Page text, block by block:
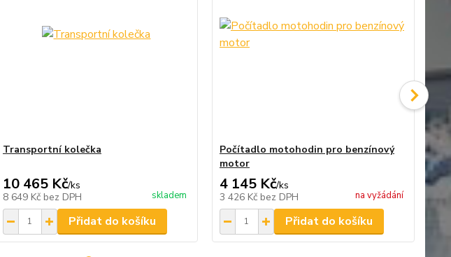
Transportní kolečka
10 465 Kč/ks
8 649 Kč bez DPH skladem
Přidat do košíku
Počítadlo motohodin pro benzínový
motor
4 145 Kč/ks
3 426 Kč bez DPH na vyžádání
Přidat do košíku
2
1